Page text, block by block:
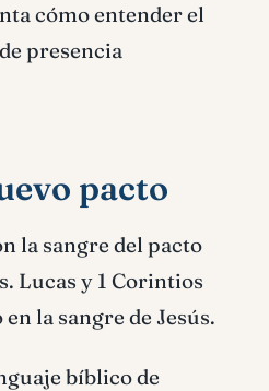
cómo entender el
presencia
pacto
la sangre del pacto
Lucas y 1 Corintios
la sangre de Jesús.
bíblico de